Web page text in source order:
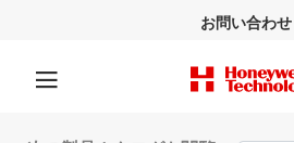
お問い合わせ